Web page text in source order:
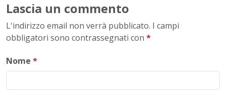
Lascia un commento
L'indirizzo email non verrà pubblicato. I campi
obbligatori sono contrassegnati con *
Nome *